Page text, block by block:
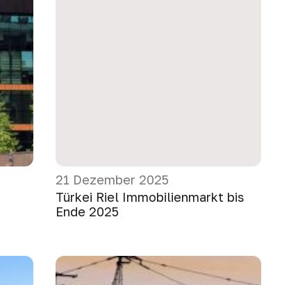
21 Dezember 2025
Türkei Riel Immobilienmarkt bis
Ende 2025